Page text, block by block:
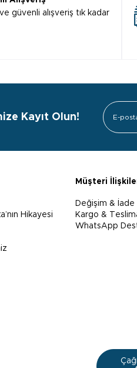
güvenli alışveriş tık kadar
Kayıt Olun!
Hikayesi
Müşteri
Değişim & İade
Kargo &
WhatsApp